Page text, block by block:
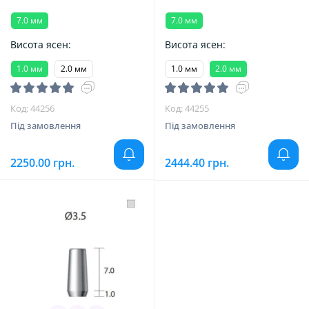
7.0 мм
Висота ясен:
1.0 мм 2.0 мм
Код: 44256
Під замовлення
2250.00 грн.
7.0 мм
Висота ясен:
1.0 мм 2.0 мм
Код: 44255
Під замовлення
2444.40 грн.